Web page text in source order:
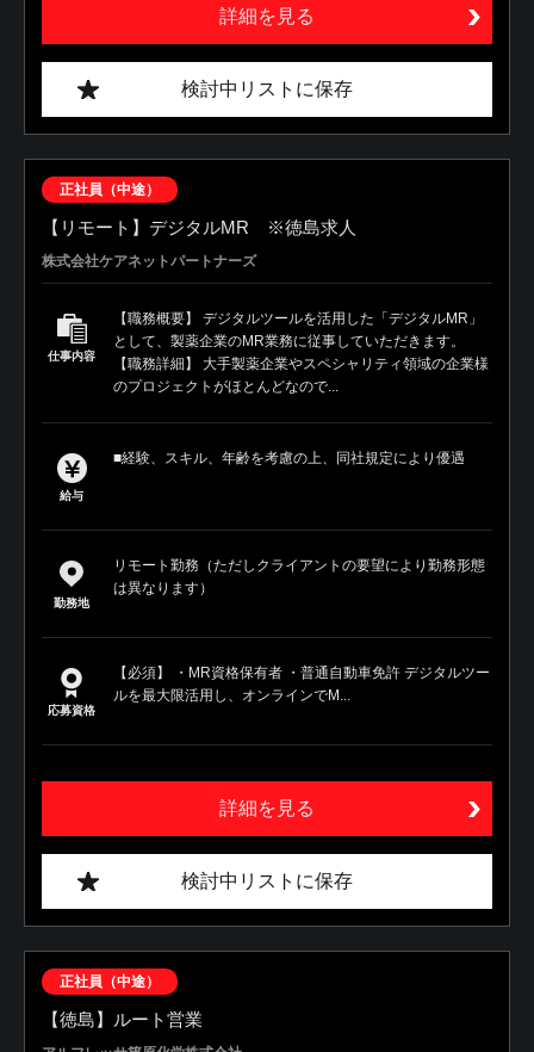
詳細を見る
検討中リストに保存
正社員（中途）
【リモート】デジタルMR ※徳島求人
株式会社ケアネットパートナーズ
仕事内容
【職務概要】 デジタルツールを活用した「デジタルMR」
として、製薬企業のMR業務に従事していただきます。
【職務詳細】 大手製薬企業やスペシャリティ領域の企業様
のプロジェクトがほとんどなので...
給与
■経験、スキル、年齢を考慮の上、同社規定により優遇
勤務地
リモート勤務（ただしクライアントの要望により勤務形態
は異なります）
応募資格
【必須】 ・MR資格保有者 ・普通自動車免許 デジタルツー
ルを最大限活用し、オンラインでM...
詳細を見る
検討中リストに保存
正社員（中途）
【徳島】ルート営業